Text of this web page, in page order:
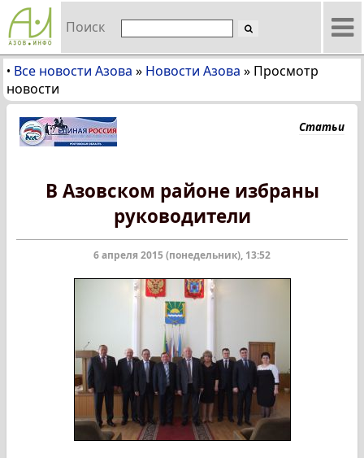
Поиск
• Все новости Азова » Новости Азова » Просмотр
новости
Статьи
В Азовском районе избраны
руководители
6 апреля 2015 (понедельник), 13:52